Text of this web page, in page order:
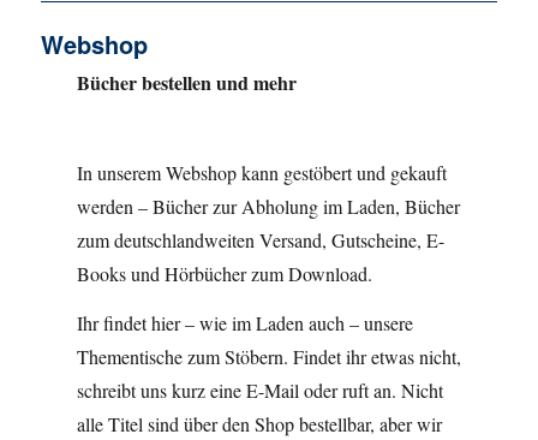
Webshop
Bücher bestellen und mehr
In unserem Webshop kann gestöbert und gekauft
werden – Bücher zur Abholung im Laden, Bücher
zum deutschlandweiten Versand, Gutscheine, E-
Books und Hörbücher zum Download.
Ihr findet hier – wie im Laden auch – unsere
Thementische zum Stöbern. Findet ihr etwas nicht,
schreibt uns kurz eine E-Mail oder ruft an. Nicht
alle Titel sind über den Shop bestellbar, aber wir